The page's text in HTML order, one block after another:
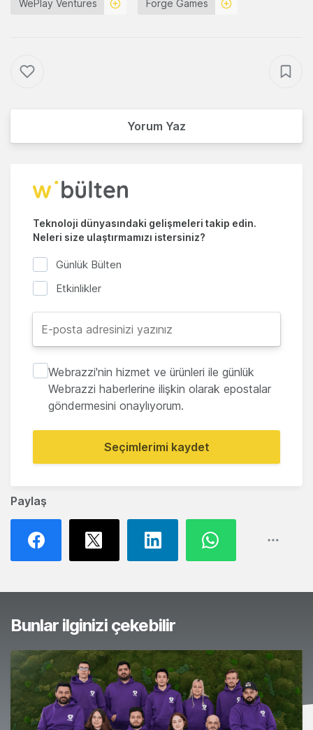
Paylaş
WePlay Ventures Forge Games
Yorum Yaz
Teknoloji dünyasındaki gelişmeleri takip edin.
Neleri size ulaştırmamızı istersiniz?
Günlük Bülten
Etkinlikler
Webrazzi'nin hizmet ve ürünleri ile günlük
Webrazzi haberlerine ilişkin olarak epostalar
göndermesini onaylıyorum.
Seçimlerimi kaydet
Bunlar ilginizi çekebilir